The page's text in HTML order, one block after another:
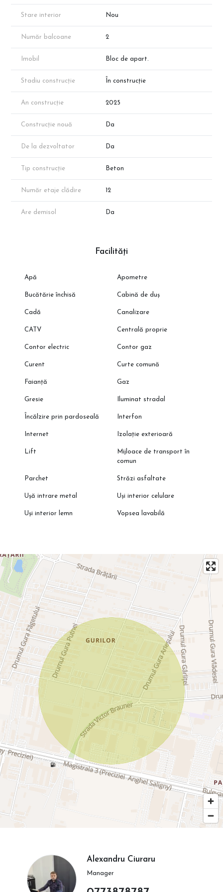
Stare interior Nou
Număr balcoane 2
Imobil Bloc de apart.
Stadiu construcție În construcție
An construcție 2025
Construcție nouă Da
De la dezvoltator Da
Tip construcție Beton
Număr etaje clădire 12
Are demisol Da
Facilități
Apă Apometre
Bucătărie închisă Cabină de duș
Cadă Canalizare
CATV Centrală proprie
Contor electric Contor gaz
Curent Curte comună
Faianță Gaz
Gresie Iluminat stradal
Încălzire prin pardoseală Interfon
Internet Izolație exterioară
Lift
Mijloace de transport în
comun
Parchet Străzi asfaltate
Ușă intrare metal Uși interior celulare
Uși interior lemn Vopsea lavabilă
Alexandru Ciuraru
Manager